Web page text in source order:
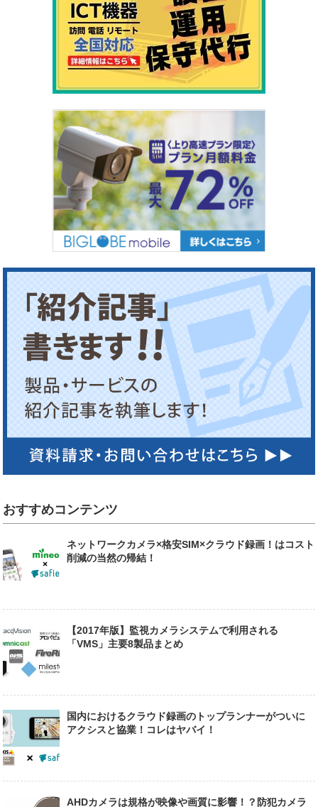
おすすめコンテンツ
ネットワークカメラ×格安SIM×クラウド録画！はコスト
削減の当然の帰結！
【2017年版】監視カメラシステムで利用される
「VMS」主要8製品まとめ
国内におけるクラウド録画のトップランナーがついに
アクシスと協業！コレはヤバイ！
AHDカメラは規格が映像や画質に影響！？防犯カメラ